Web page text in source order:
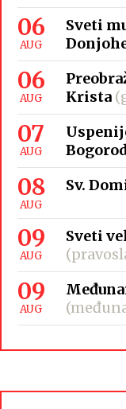
06
AUG
Sveti
06
AUG
Krista
07
AUG
08
AUG
Sv.
09
AUG
Sveti
09
AUG